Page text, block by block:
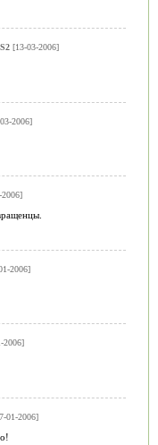
[13-03-2006]
2006]
2006]
2006]
01-2006]